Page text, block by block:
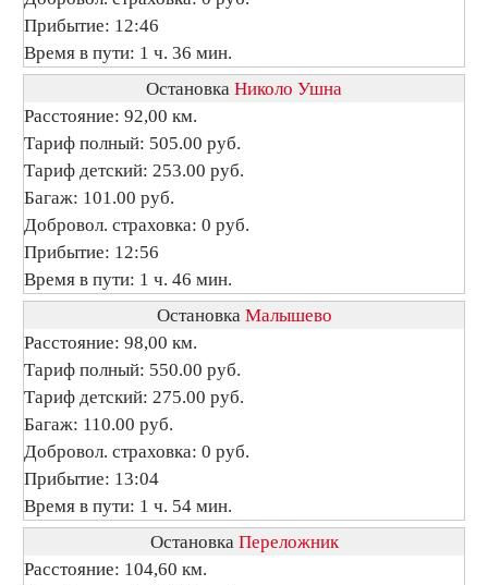
Прибытие: 12:46
Время в пути: 1 ч. 36 мин.
Остановка Николо Ушна
Расстояние: 92,00 км.
Тариф полный: 505.00 руб.
Тариф детский: 253.00 руб.
Багаж: 101.00 руб.
Добровол. страховка: 0 руб.
Прибытие: 12:56
Время в пути: 1 ч. 46 мин.
Остановка Малышево
Расстояние: 98,00 км.
Тариф полный: 550.00 руб.
Тариф детский: 275.00 руб.
Багаж: 110.00 руб.
Добровол. страховка: 0 руб.
Прибытие: 13:04
Время в пути: 1 ч. 54 мин.
Остановка Переложник
Расстояние: 104,60 км.